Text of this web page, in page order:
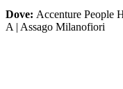
Dove: Accenture People
A | Assago Milanofiori